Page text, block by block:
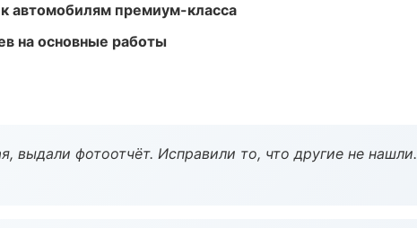
автомобилям премиум-класса
на основные работы
выдали фотоотчёт. Исправили то, что другие не нашли.